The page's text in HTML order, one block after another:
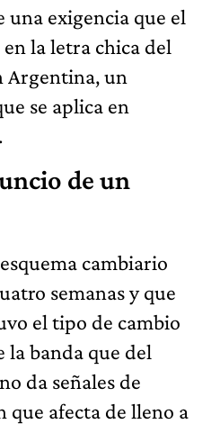
exigencia que el
la letra chica del
Argentina, un
se aplica en
de un
cambiario
semanas y que
el tipo de cambio
la banda que del
da señales de
afecta de lleno a